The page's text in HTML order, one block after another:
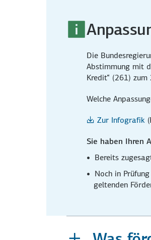
Die
Abstimmung mit
Kredit“ (261)
Welche
Zur Infografik
Sie haben Ihren
Bereits
Noch in
geltenden